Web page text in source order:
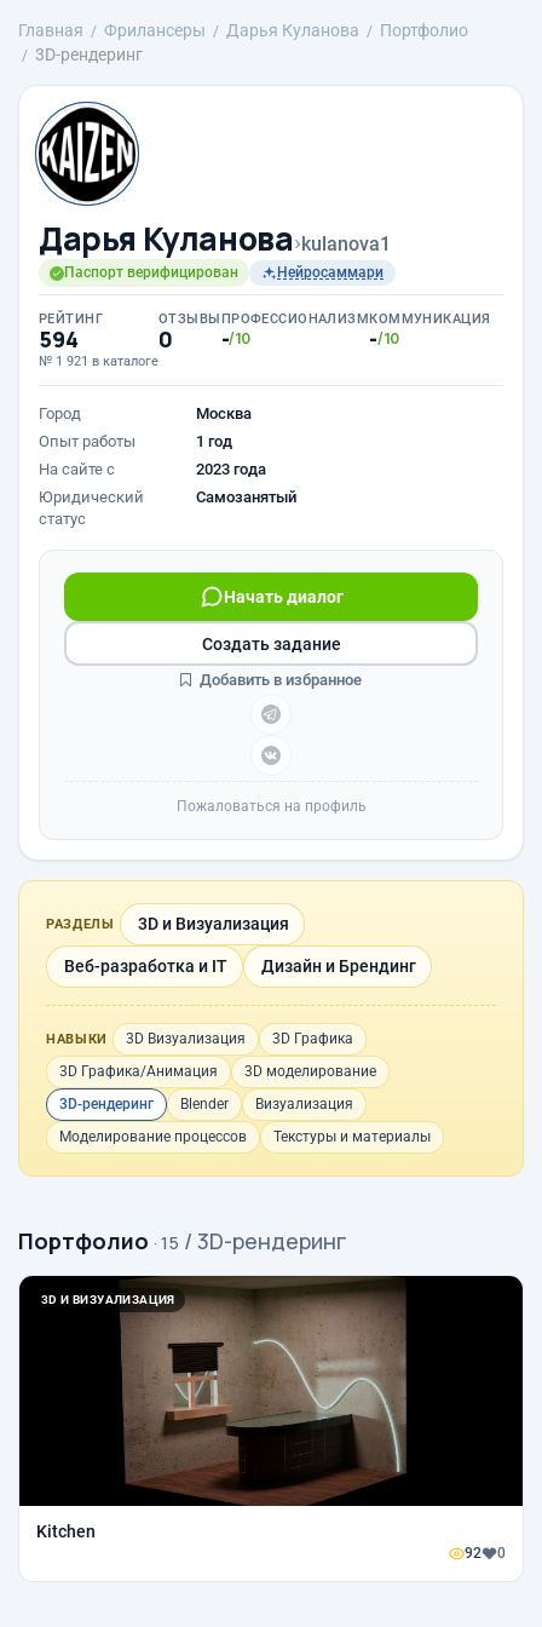
Главная Фрилансеры Дарья Куланова
Портфолио
3D-рендеринг
Дарья Куланова›kulanova1
Паспорт верифицирован Нейросаммари
РЕЙТИНГ
594
№ 1 921 в каталоге
ОТЗЫВЫ
0
ПРОФЕССИОНАЛИЗМ
-/10
КОММУНИКАЦИЯ
-/10
Город
Москва
Опыт работы
1 год
На сайте с
2023 года
Юридический
статус
Самозанятый
Начать диалог
Создать задание
Добавить в избранное
Пожаловаться на профиль
РАЗДЕЛЫ 3D и Визуализация
Веб-разработка и IT Дизайн и Брендинг
НАВЫКИ 3D Визуализация
3D Графика
3D Графика/Анимация
3D моделирование
3D-рендеринг
Blender
Визуализация
Моделирование процессов
Текстуры и материалы
Портфолио · 15 / 3D-рендеринг
3D И ВИЗУАЛИЗАЦИЯ
Kitchen
92 0